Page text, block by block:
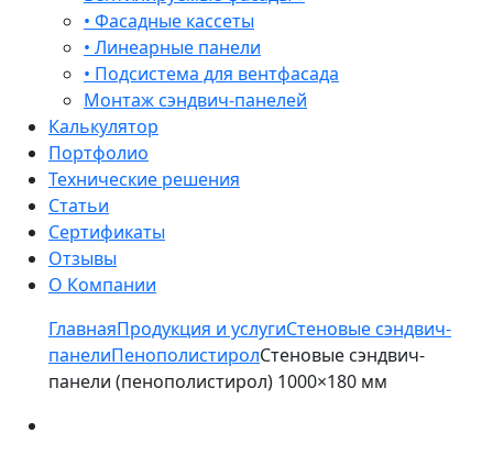
• Фасадные кассеты
• Линеарные панели
• Подсистема для вентфасада
Монтаж сэндвич-панелей
Калькулятор
Портфолио
Технические решения
Статьи
Сертификаты
Отзывы
О Компании
ГлавнаяПродукция и услугиСтеновые сэндвич-
панелиПенополистиролСтеновые сэндвич-
панели (пенополистирол) 1000×180 мм